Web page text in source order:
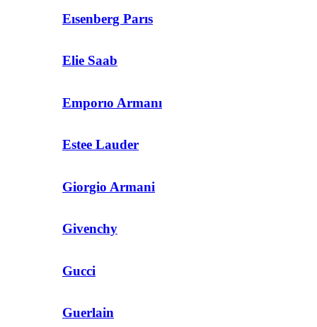
Eısenberg Parıs
Elie Saab
Emporıo Armanı
Estee Lauder
Giorgio Armani
Givenchy
Gucci
Guerlain